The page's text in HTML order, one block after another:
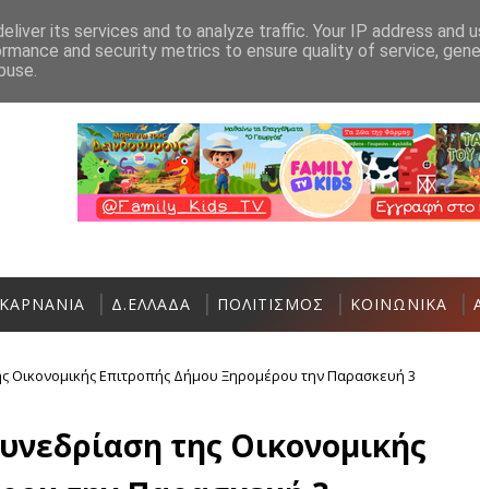
Ανακοίνωση Επικοινωνία
ΑΘΛΗΤΙΚΆ Σε εξέλιξη η 36η Διεθνής Ιστιοπλοϊκή
Δ.ΕΛΛΑΔΑ ΠΟΛΙΤΙΣΜΟΣ ΚΟΙΝΩΝΙΚΑ
Οικονομικής Επιτροπής Δήμου Ξηρομέρου την Παρασκευή 3
της Οικονομικής
its services and to analyze traffic. Your IP address and
and security metrics to ensure quality of service,